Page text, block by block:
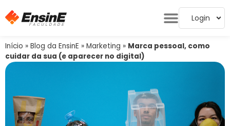
Login
Início » Blog da EnsinE » Marketing » Marca pessoal, como
cuidar da sua (e aparecer no digital)